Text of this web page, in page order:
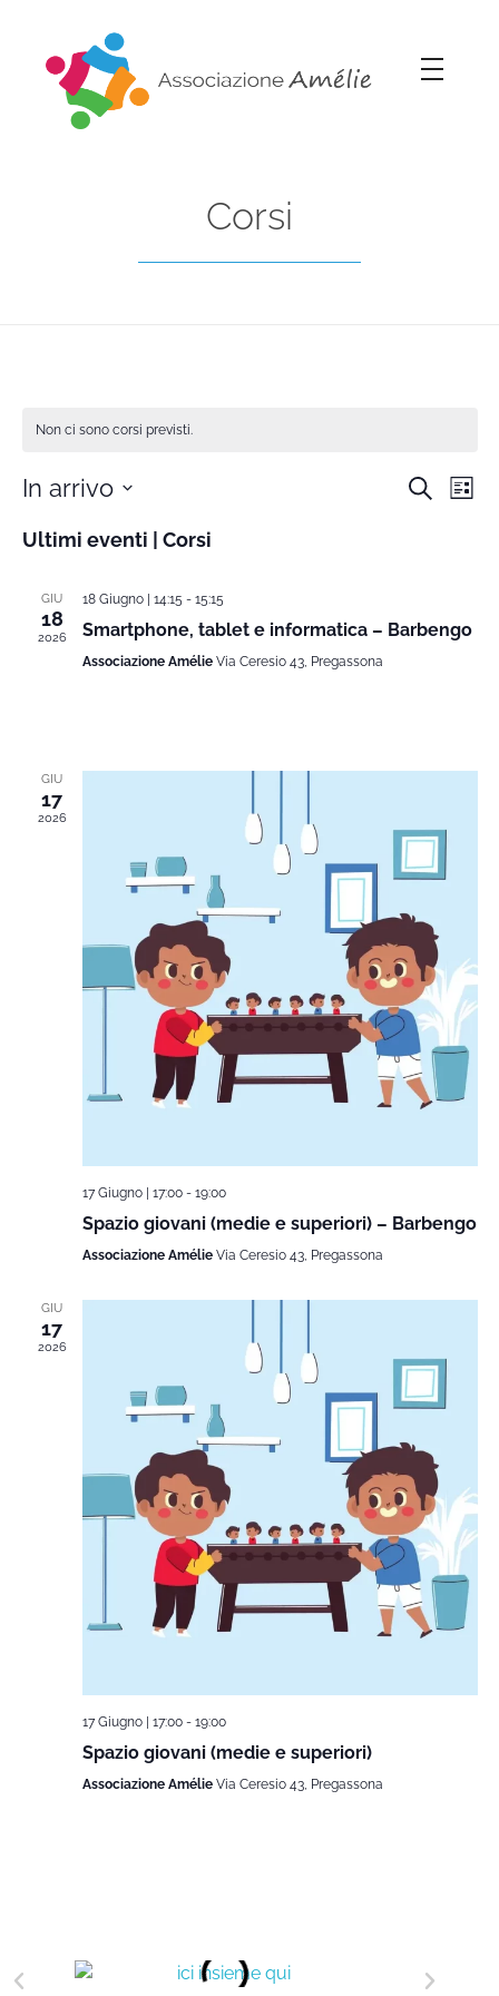
Corsi
Non ci sono corsi previsti.
e
Cerca
Lista
In arrivo
la
Ultimi eventi | Corsi
GIU
18
2026
18 Giugno | 14:15 - 15:15
Smartphone, tablet e informatica – Barbengo
Associazione Amélie Via Ceresio 43, Pregassona
GIU
17
2026
17 Giugno | 17:00- 19:00
Spazio giovani (medie e superiori) – Barbengo
Associazione Amélie Via Ceresio 43, Pregassona
GIU
17
2026
17 Giugno | 17:00- 19:00
Spazio giovani (medie e superiori)
Associazione Amélie Via Ceresio 43, Pregassona